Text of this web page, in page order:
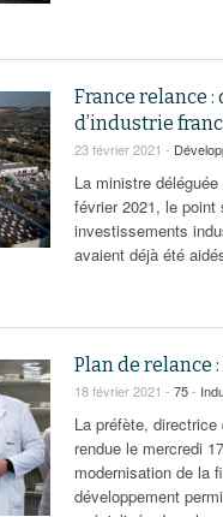
France relance
d’industrie
23 février 2021 -
La ministre
février 2021, le point
investissements
avaient déjà été
Plan de relance
18 février 2021 - 75-
La préfète, directrice
rendue le mercredi
modernisation de la
développement